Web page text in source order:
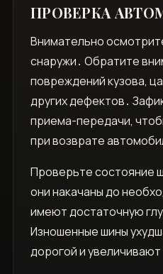
ПРОВЕРКА
Внимательно
снаружи․ Обратите
повреждений кузова,
других дефектов․
приема-передачи,
при возврате
Проверьте состояние
они накачаны до
имеют достаточную
Изношенные шины
дорогой и